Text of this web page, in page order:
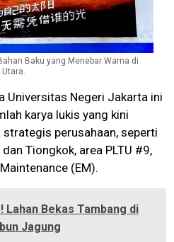
Baku yang Menebar Warna di
Universitas Negeri Jakarta ini
karya lukis yang kini
perusahaan, seperti
Tiongkok, area PLTU #9,
(EM).
Lahan Bekas Tambang di
Jagung